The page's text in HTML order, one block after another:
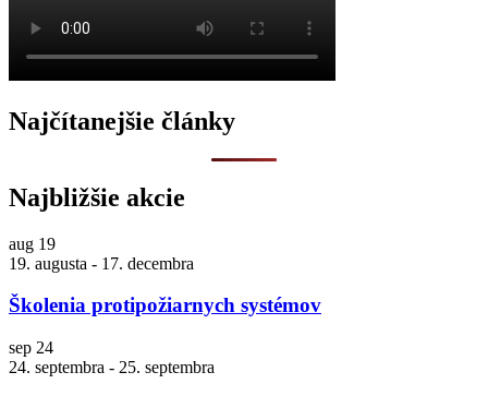
Najčítanejšie články
Najbližšie akcie
aug 19
19. augusta - 17. decembra
Školenia protipožiarnych systémov
sep 24
24. septembra - 25. septembra